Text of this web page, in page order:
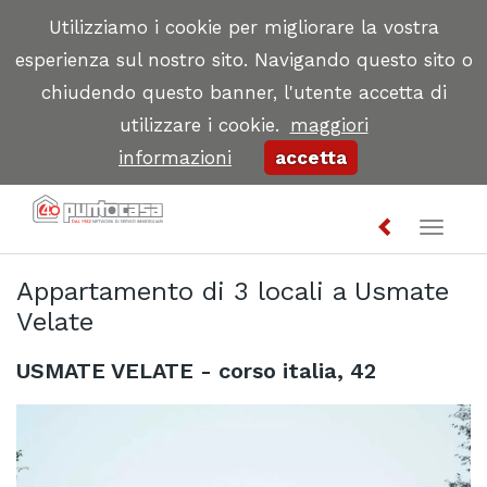
Utilizziamo i cookie per migliorare la vostra
esperienza sul nostro sito. Navigando questo sito o
chiudendo questo banner, l'utente accetta di
utilizzare i cookie. maggiori
informazioni
accetta
Toggle
Appartamento di 3 locali a Usmate
Velate
USMATE VELATE - corso italia, 42